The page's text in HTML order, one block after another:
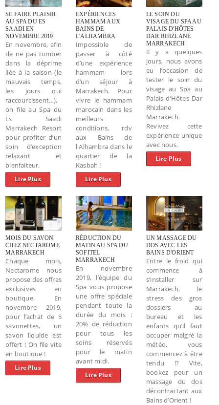
SE FAIRE PLAISIR
AU SPA DU ES
SAADI EN
NOVEMBRE 2019
En novembre, afin
de ne pas tomber
dans la déprime
liée à la saison (le
mauvais temps,
les jours qui
raccourcissent…),
on file au Spa du
Es Saadi
Marrakech Resort
pour profiter d’un
soin d’exception
relaxant et
bienfaiteur.
Lire Plus
EXPÉRIENCES
HAMMAM AUX
BAINS DE
L'ALHAMBRA
Impossible de
passer à côté
d’une expérience
hammam lors
d’un séjour à
Marrakech. Pour
vivre le hammam
marocain dans les
meilleurs
conditions, rdv
aux Bains de
l'Alhambra dans le
quartier de la
Kasbah !
Lire Plus
LE SOIN DU
VISAGE DU SPA AU
PALAIS D'HÔTES
DAR RHIZLANE
MARRAKECH
Il y a quelques
jours, nous avons
eu l’occasion de
tester le soin du
visage au Spa au
Palais d’Hôtes Dar
Rhizlane
Marrakech.
Revivez cette
expérience unique
avec nous.
Lire Plus
MOIS DU SAVON
CHEZ NECTAROME
MARRAKECH
Chaque mois,
Nectarome nous
propose des offres
exclusives en
boutique. En
novembre 2019,
pour l’achat de 5
savonettes, un
savon liquide est
offert ! On file vite
en boutique !
Lire Plus
RÉDUCTION DU
MATIN AU SPA DU
SOFITEL
MARRAKECH
En novembre
2019, l’équipe du
Spa vous propose
une offre spéciale
pendant toute la
durée du mois :
20% de réduction
pour tous les
soins réservés
pour le matin
avant midi.
Lire Plus
UN MASSAGE DU
DOS AVEC LES
BAINS D'ORIENT
Entre le froid qui
commence à
s’installer sur
Marrakech, le
stress des gros
dossiers au
bureau et les
enfants qu’il faut
occuper malgré la
météo, vous
commencez à être
tendu !? Vite,
bookez pour un
massage du dos
décontractant aux
Bains d’Orient !